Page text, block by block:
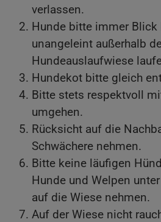
verlassen.
Hunde bitte immer
unangeleint außerhalb
Hundeauslaufwiese
Hundekot bitte gleich
Bitte stets respektvoll
umgehen.
Rücksicht auf die
Schwächere nehmen.
Bitte keine läufigen
Hunde und Welpen
auf die Wiese nehmen.
Auf der Wiese nicht